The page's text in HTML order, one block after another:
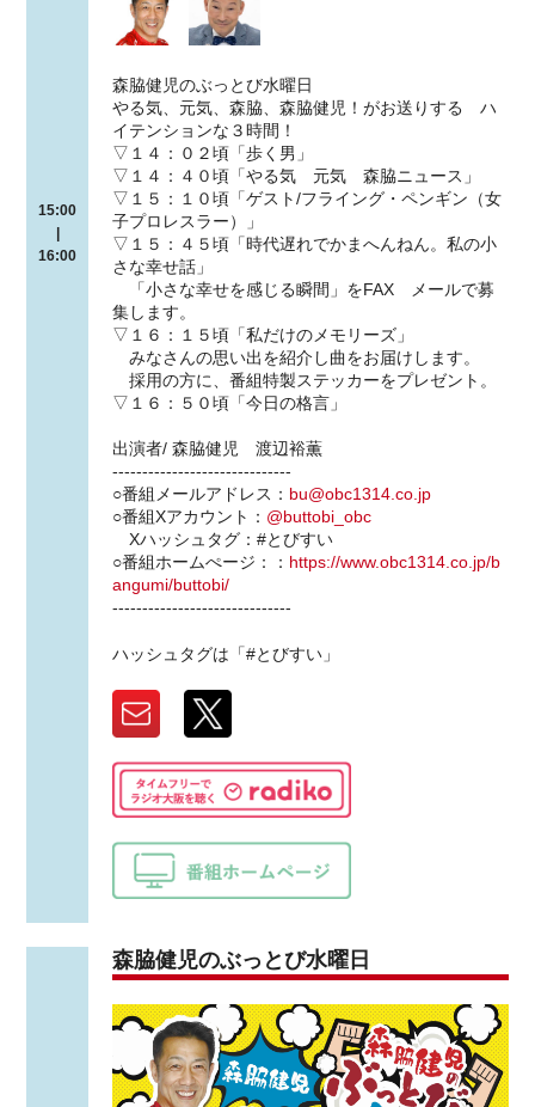
15:00
|
16:00
森脇健児のぶっとび水曜日
やる気、元気、森脇、森脇健児！がお送りする ハ
イテンションな３時間！
▽１４：０２頃「歩く男」
▽１４：４０頃「やる気 元気 森脇ニュース」
▽１５：１０頃「ゲスト/フライング・ペンギン（女
子プロレスラー）」
▽１５：４５頃「時代遅れでかまへんねん。私の小
さな幸せ話」
「小さな幸せを感じる瞬間」をFAX メールで募
集します。
▽１６：１５頃「私だけのメモリーズ」
みなさんの思い出を紹介し曲をお届けします。
採用の方に、番組特製ステッカーをプレゼント。
▽１６：５０頃「今日の格言」
出演者/ 森脇健児 渡辺裕薫
------------------------------
○番組メールアドレス： bu@obc1314.co.jp
○番組Xアカウント： @buttobi_obc
Xハッシュタグ：#とびすい
○番組ホームぺージ：： https://www.obc1314.co.jp/b
angumi/buttobi/
------------------------------
ハッシュタグは「#とびすい」
森脇健児のぶっとび水曜日